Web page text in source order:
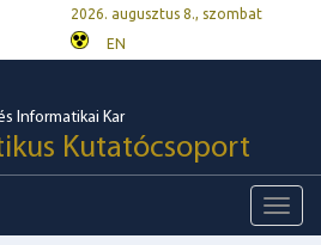
2026. augusztus 8., szombat
EN
Informatikai Kar
Kutatócsoport